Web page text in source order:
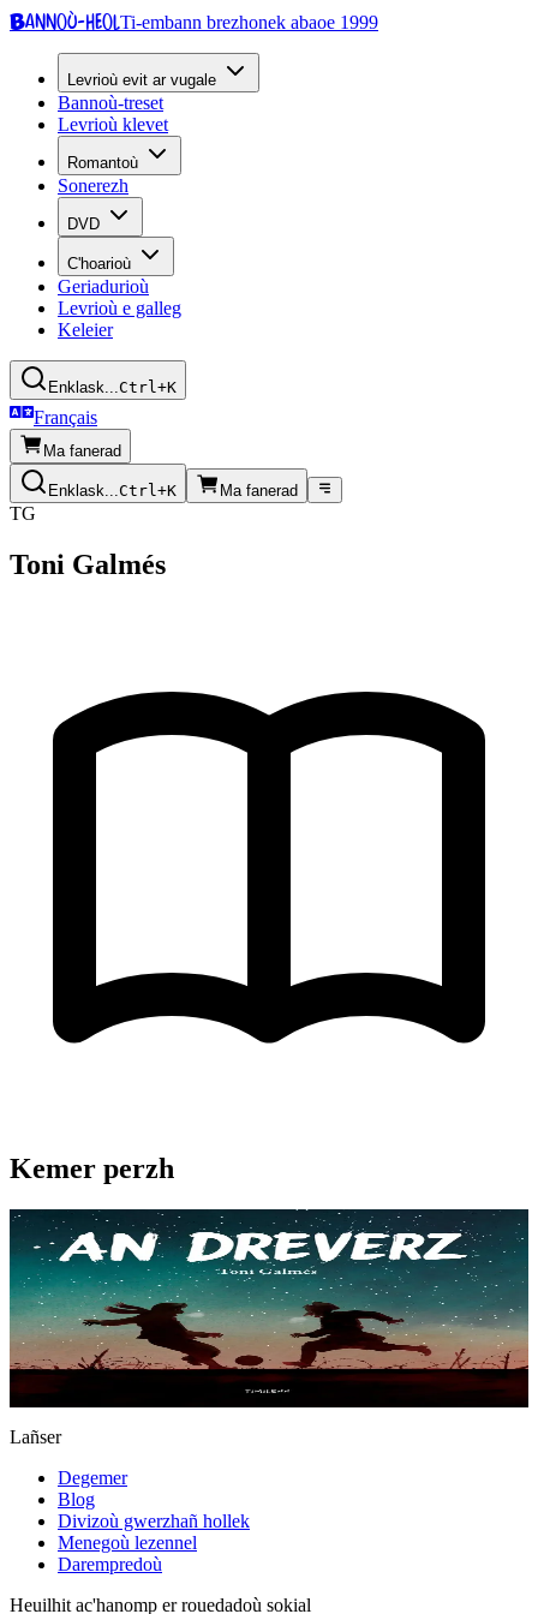
Bannoù-heolTi-embann brezhonek abaoe 1999
Levrioù evit ar vugale
Bannoù-treset
Levrioù klevet
Romantoù
Sonerezh
DVD
C'hoarioù
Geriadurioù
Levrioù e galleg
Keleier
Enklask...Ctrl+K
Français
Ma fanerad
Enklask...Ctrl+K Ma fanerad
TG
Toni Galmés
Kemer perzh
7 vloaz hag ouzhpenn
An Dreverz
« An deiz bravañ eo bet er brezel gwashañ » Da nozvezh an
Nedeleg e 1914, e deroù ar Brezel-bed Kentañ, soudarded hag a oa
o stourm e trañcheoù kalon Europa...
Er stok
Lañser
Degemer
Blog
Divizoù gwerzhañ hollek
Menegoù lezennel
Darempredoù
Heuilhit ac'hanomp er rouedadoù sokial